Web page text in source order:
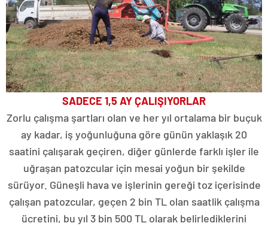
SADECE 1,5 AY ÇALIŞIYORLAR
Zorlu çalışma şartları olan ve her yıl ortalama bir buçuk
ay kadar, iş yoğunluğuna göre günün yaklaşık 20
saatini çalışarak geçiren, diğer günlerde farklı işler ile
uğraşan patozcular için mesai yoğun bir şekilde
sürüyor. Güneşli hava ve işlerinin gereği toz içerisinde
çalışan patozcular, geçen 2 bin TL olan saatlik çalışma
ücretini, bu yıl 3 bin 500 TL olarak belirlediklerini